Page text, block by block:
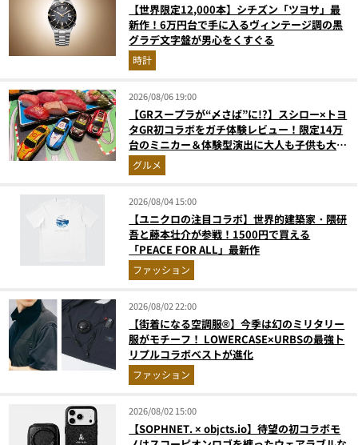
【世界限定12,000本】シチズン「ツヨサ」最
新作！6万円台で手に入るヴィンテージ調の黒
グラデ文字盤が男心をくすぐる
時計
2026/08/06 19:00
【GRスープラが“〆さば”に!?】スシロー×トヨ
タGR初コラボをガチ体験レビュー！限定14万
台のミニカー＆体験型演出に大人も子供も大興
奮間違いなし
グルメ
2026/08/04 15:00
【ユニクロの注目コラボ】世界的建築家・隈研
吾と藤本壮介が参戦！1500円で買える
「PEACE FOR ALL」最新作
ファッション
2026/08/02 22:00
【街着になる空調服®】今季は幻のミリタリー
服がモチーフ！ LOWERCASE×URBSの最強ト
リプルコラボベストが進化
ファッション
2026/08/02 15:00
【SOPHNET. × objcts.io】待望の初コラボモ